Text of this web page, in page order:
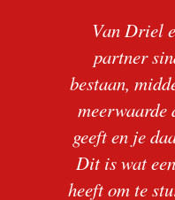
VanDriel
partner
bestaan,
meerwaarde
geeft en je
Dit is wat
heeft om te